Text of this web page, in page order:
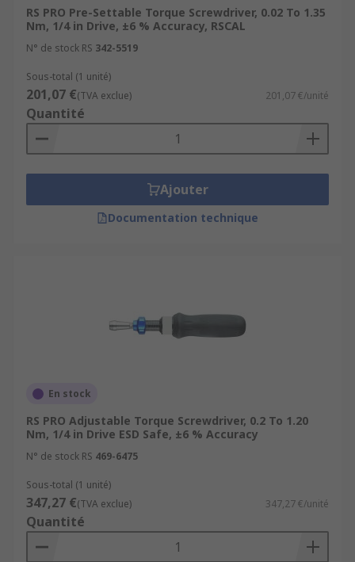
Types of Torque Drivers
T-bar Torque Drivers
Electric Torque Drivers
Preset Torque Screwdrivers
Torque screwdrivers are used in mechanical
production, manufacturing, and maintenance;
RS PRO Pre-Settable Torque Screwdriver, 0.02 To 1.35
Nm, 1/4 in Drive, ±6 % Accuracy, RSCAL
N° de stock RS 342-5519
Sous-total (1 unité)
201,07 €(TVA exclue) 201,07 €/unité
Quantité
Ajouter
Documentation technique
En stock
RS PRO Adjustable Torque Screwdriver, 0.2 To 1.20
Nm, 1/4 in Drive ESD Safe, ±6 % Accuracy
N° de stock RS 469-6475
Sous-total (1 unité)
347,27 €(TVA exclue) 347,27 €/unité
Quantité